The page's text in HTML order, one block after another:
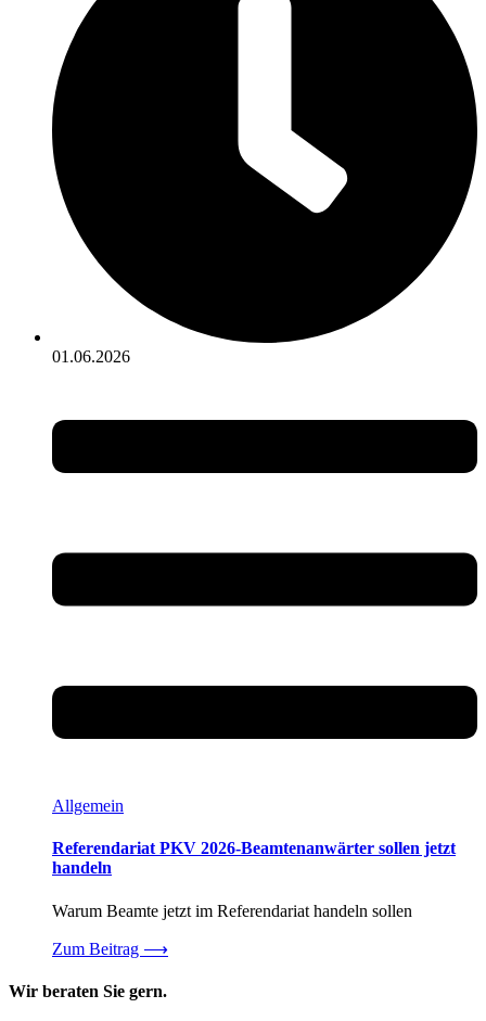
01.06.2026
Allgemein
Referendariat PKV 2026-Beamtenanwärter sollen jetzt
handeln
Warum Beamte jetzt im Referendariat handeln sollen
Zum Beitrag ⟶
Wir beraten Sie gern.